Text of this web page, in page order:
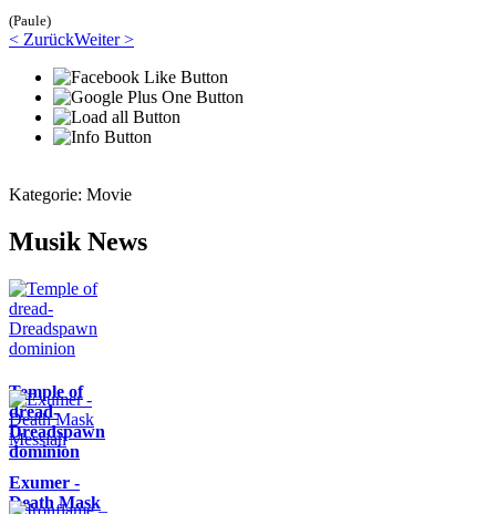
(Paule)
< ZurückWeiter >
Kategorie: Movie
Musik News
Temple of
dread-
Dreadspawn
dominion
Exumer -
Death Mask